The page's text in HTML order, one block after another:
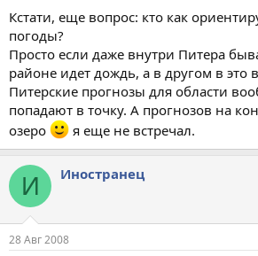
Кстати, еще вопрос: кто как
погоды?
Просто если даже внутри Питера
районе идет дождь, а в другом в это
Питерские прогнозы для области
попадают в точку. А прогнозов на
озеро
я еще не встречал.
И Иностранец
28 Авг 2008